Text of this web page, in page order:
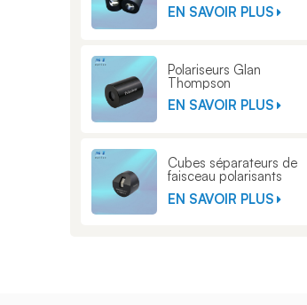
EN SAVOIR PLUS
Polariseurs Glan
Thompson
EN SAVOIR PLUS
Cubes séparateurs de
faisceau polarisants
Glan Thompson
EN SAVOIR PLUS